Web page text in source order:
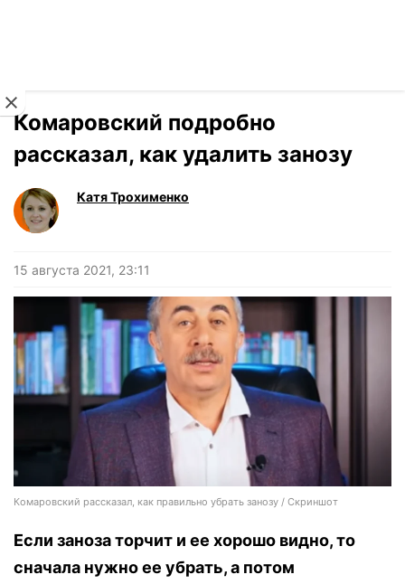
Комаровский подробно
рассказал, как удалить занозу
Катя Трохименко
15 августа 2021, 23:11
Комаровский рассказал, как правильно убрать занозу / Скриншот
Если заноза торчит и ее хорошо видно, то
сначала нужно ее убрать, а потом